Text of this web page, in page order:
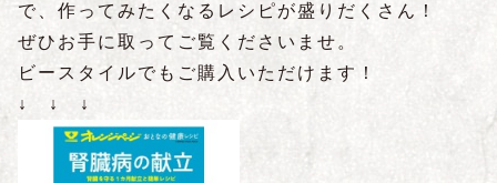
で、作ってみたくなるレシピが盛りだくさん！
ぜひ お手に取ってご覧くださいませ。
ビースタイルでもご購入いただけます！
↓ ↓ ↓